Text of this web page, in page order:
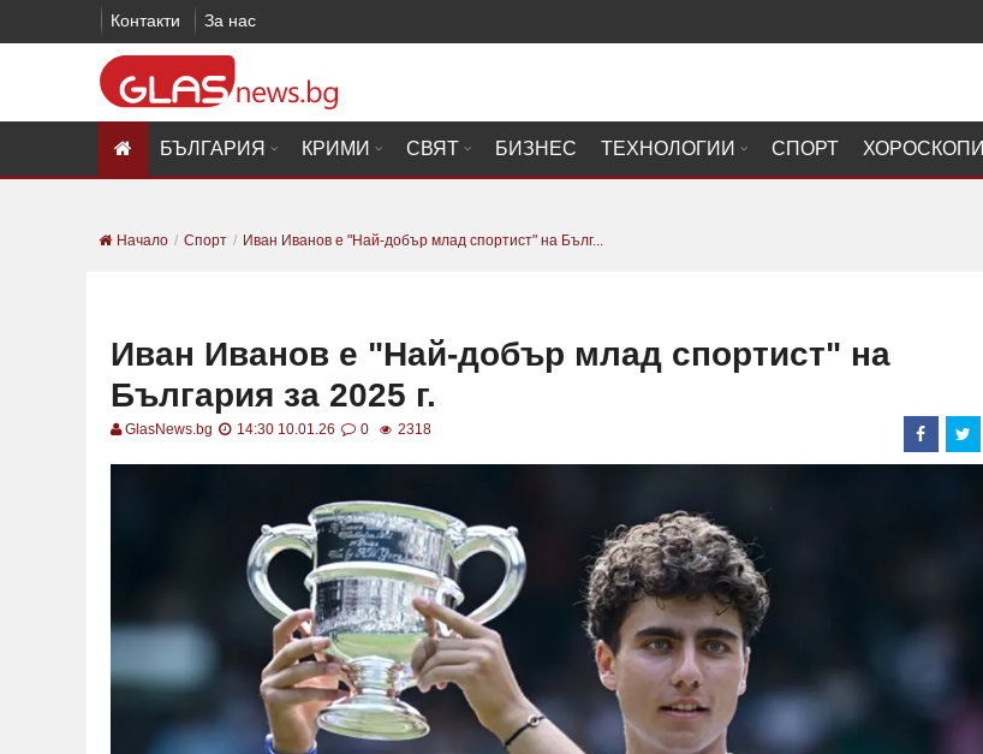
Контакти За нас
БЪЛГАРИЯ КРИМИ СВЯТ БИЗНЕС ТЕХНОЛОГИИ СПОРТ ХОРОСКОПИ
Начало Спорт Иван Иванов е "Най-добър млад спортист" на Бълг...
Иван Иванов е "Най-добър млад спортист" на
България за 2025 г.
GlasNews.bg 14:30 10.01.26 0 2318